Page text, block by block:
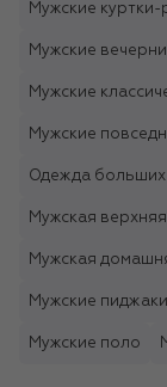
Мужские
Мужские
Мужские
Мужские
Одежда больших
Мужская
Мужская
Мужские пиджаки
Мужские поло